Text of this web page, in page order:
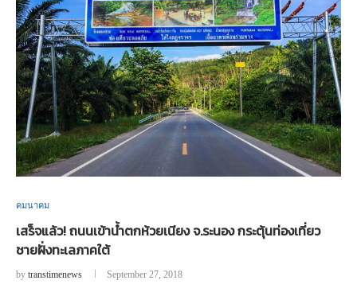
คมนาคม
เสร็จแล้ว! ถนนเข้าน้ำตกห้วยเนียง จ.ระนอง กระตุ้นท่องเที่ยว
ชายฝั่งทะเลภาคใต้
by transtimenews September 27, 2018